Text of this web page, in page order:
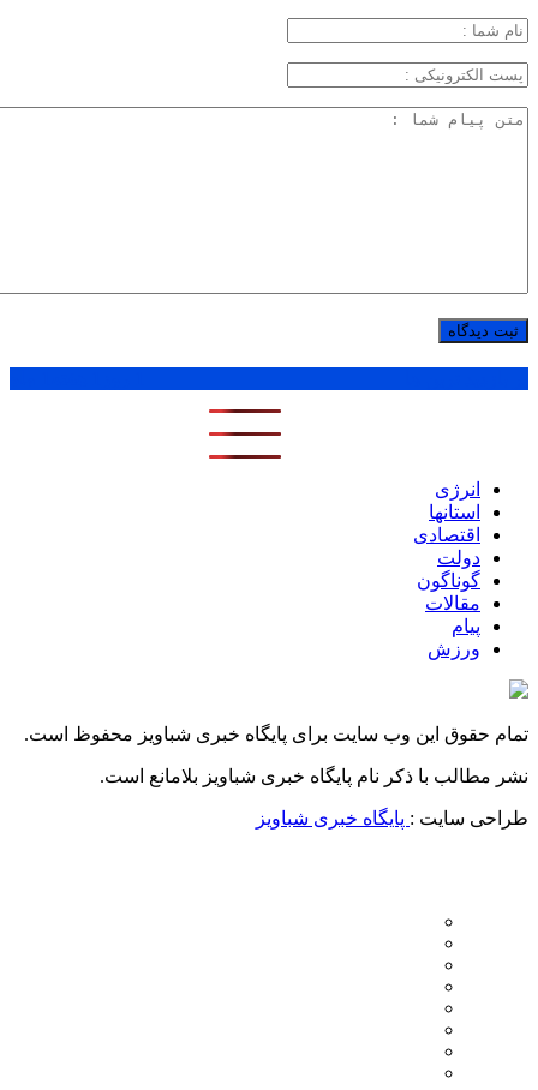
انرژی
استانها
اقتصادی
دولت
گوناگون
مقالات
پیام
ورزش
تمام حقوق این وب سایت برای پایگاه خبری شباویز محفوظ است.
نشر مطالب با ذکر نام پایگاه خبری شباویز بلامانع است.
طراحی سایت : پایگاه خبری شباویز